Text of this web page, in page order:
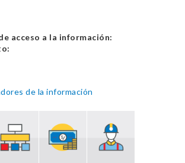
acceso a la información:
de la información